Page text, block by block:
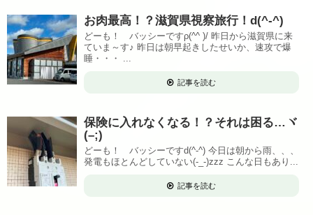
お肉最高！？滋賀県視察旅行！d(^-^)
どーも！ バッシーですρ(^^ )/ 昨日から滋賀県に来
ていま～す♪ 昨日は朝早起きしたせいか、速攻で爆
睡・・・ ...
記事を読む
保険に入れなくなる！？それは困る…ヾ
(–;)
どーも！ バッシーですd(^-^) 今日は朝から雨、、、
発電もほとんどしていない(-_-)zzz こんな日もあり...
記事を読む